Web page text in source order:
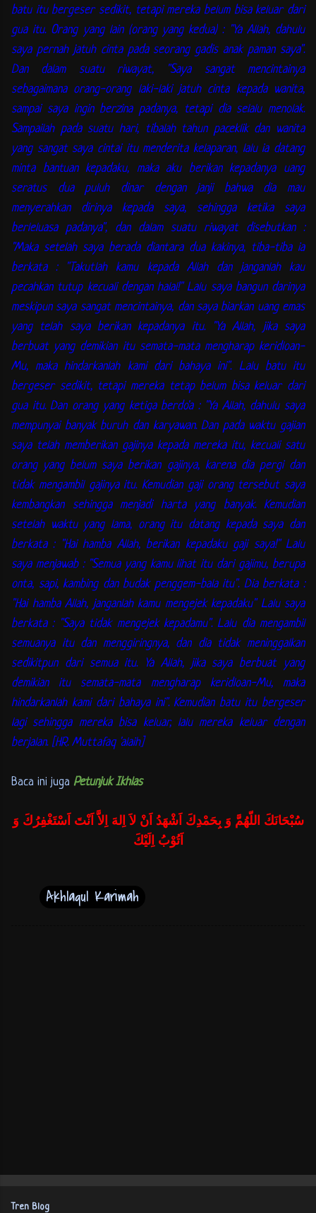
batu itu bergeser sedikit, tetapi mereka belum bisa keluar dari
gua itu. Orang yang lain (orang yang kedua) : "Ya Allah, dahulu
saya pernah jatuh cinta pada seorang gadis anak paman saya".
Dan dalam suatu riwayat, "Saya sangat mencintainya
sebagaimana orang-orang laki-laki jatuh cinta kepada wanita,
sampai saya ingin berzina padanya, tetapi dia selalu menolak.
Sampailah pada suatu hari, tibalah tahun paceklik dan wanita
yang sangat saya cintai itu menderita kelaparan, lalu ia datang
minta bantuan kepadaku, maka aku berikan kepadanya uang
seratus dua puluh dinar dengan janji bahwa dia mau
menyerahkan dirinya kepada saya, sehingga ketika saya
berleluasa padanya", dan dalam suatu riwayat disebutkan :
"Maka setelah saya berada diantara dua kakinya, tiba-tiba ia
berkata : "Takutlah kamu kepada Allah dan janganlah kau
pecahkan tutup kecuali dengan halal!" Lalu saya bangun darinya
meskipun saya sangat mencintainya, dan saya biarkan uang emas
yang telah saya berikan kepadanya itu. "Ya Allah, jika saya
berbuat yang demikian itu semata-mata mengharap keridloan-
Mu, maka hindarkanlah kami dari bahaya ini". Lalu batu itu
bergeser sedikit, tetapi mereka tetap belum bisa keluar dari
gua itu. Dan orang yang ketiga berdo'a : "Ya Allah, dahulu saya
mempunyai banyak buruh dan karyawan. Dan pada waktu gajian
saya telah memberikan gajinya kepada mereka itu, kecuali satu
orang yang belum saya berikan gajinya, karena dia pergi dan
tidak mengambil gajinya itu. Kemudian gaji orang tersebut saya
kembangkan sehingga menjadi harta yang banyak. Kemudian
setelah waktu yang lama, orang itu datang kepada saya dan
berkata : "Hai hamba Allah, berikan kepadaku gaji saya!" Lalu
saya menjawab : "Semua yang kamu lihat itu dari gajimu, berupa
onta, sapi, kambing dan budak penggem-bala itu". Dia berkata :
"Hai hamba Allah, janganlah kamu mengejek kepadaku" Lalu saya
berkata : "Saya tidak mengejek kepadamu". Lalu dia mengambil
semuanya itu dan menggiringnya, dan dia tidak meninggalkan
sedikitpun dari semua itu. Ya Allah, jika saya berbuat yang
demikian itu semata-mata mengharap keridloan-Mu, maka
hindarkanlah kami dari bahaya ini". Kemudian batu itu bergeser
lagi sehingga mereka bisa keluar, lalu mereka keluar dengan
berjalan. [HR. Muttafaq 'alaih]
Baca ini juga Petunjuk Ikhlas
سُبْحَانَكَ اللّهُمَّ وَ بِحَمْدِكَ اَشْهَدُ اَنْ لاَ اِلهَ اِلاَّ اَنْتَ اَسْتَغْفِرُكَ وَ
اَتُوْبُ اِلَيْكَ
Akhlaqul Karimah
Tren Blog